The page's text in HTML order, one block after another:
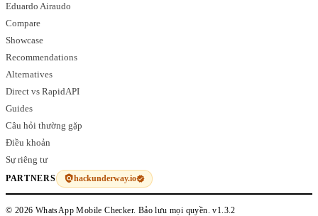
Eduardo Airaudo
Compare
Showcase
Recommendations
Alternatives
Direct vs RapidAPI
Guides
Câu hỏi thường gặp
Điều khoản
Sự riêng tư
PARTNERS hackunderway.io
© 2026 WhatsApp Mobile Checker. Bảo lưu mọi quyền.v1.3.2